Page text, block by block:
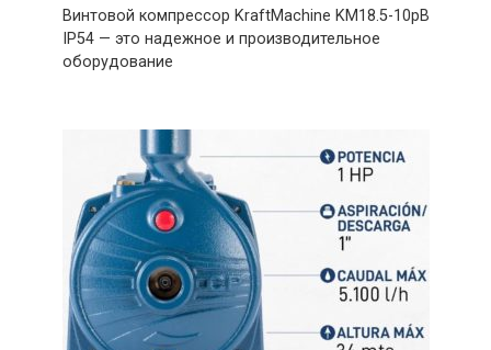
Винтовой компрессор KraftMachine KM18.5-10рВ
IP54 — это надежное и производительное
оборудование